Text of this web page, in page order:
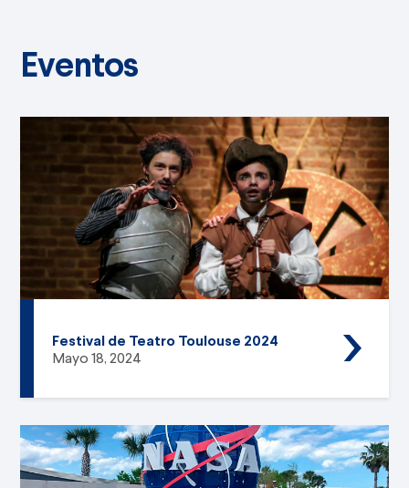
Eventos
Festival de Teatro Toulouse 2024
Mayo 18, 2024